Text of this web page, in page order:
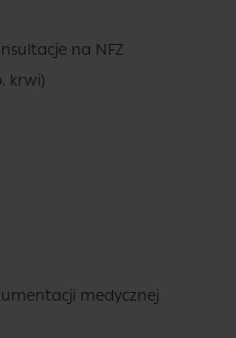
na NFZ
krwi)
medycznej